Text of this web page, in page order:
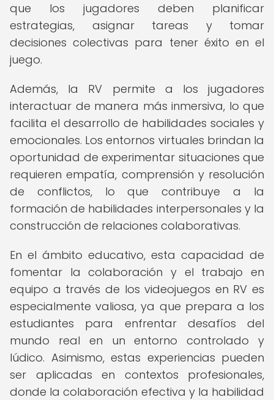
que los jugadores deben planificar
estrategias, asignar tareas y tomar
decisiones colectivas para tener éxito en el
juego.
Además, la RV permite a los jugadores
interactuar de manera más inmersiva, lo que
facilita el desarrollo de habilidades sociales y
emocionales. Los entornos virtuales brindan la
oportunidad de experimentar situaciones que
requieren empatía, comprensión y resolución
de conflictos, lo que contribuye a la
formación de habilidades interpersonales y la
construcción de relaciones colaborativas.
En el ámbito educativo, esta capacidad de
fomentar la colaboración y el trabajo en
equipo a través de los videojuegos en RV es
especialmente valiosa, ya que prepara a los
estudiantes para enfrentar desafíos del
mundo real en un entorno controlado y
lúdico. Asimismo, estas experiencias pueden
ser aplicadas en contextos profesionales,
donde la colaboración efectiva y la habilidad